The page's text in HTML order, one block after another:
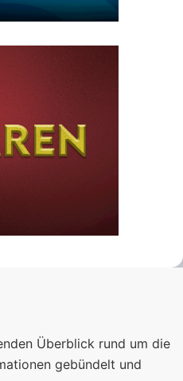
Überblick rund um die
gebündelt und